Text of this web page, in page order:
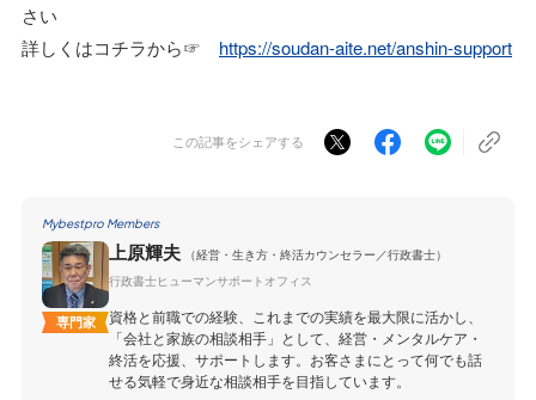
さい
詳しくはコチラから☞ https://soudan-aite.net/anshin-support
この記事をシェアする
Mybestpro Members
専門家
上原輝夫
（経営・生き方・終活カウンセラー／行政書士）
行政書士ヒューマンサポートオフィス
資格と前職での経験、これまでの実績を最大限に活かし、
「会社と家族の相談相手」として、経営・メンタルケア・
終活を応援、サポートします。お客さまにとって何でも話
せる気軽で身近な相談相手を目指しています。